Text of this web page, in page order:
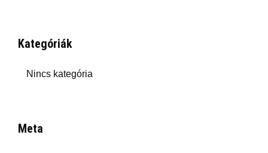
Kategóriák
Nincs kategória
Meta